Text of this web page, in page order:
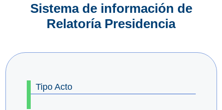
Sistema de información de
Relatoría Presidencia
Tipo Acto